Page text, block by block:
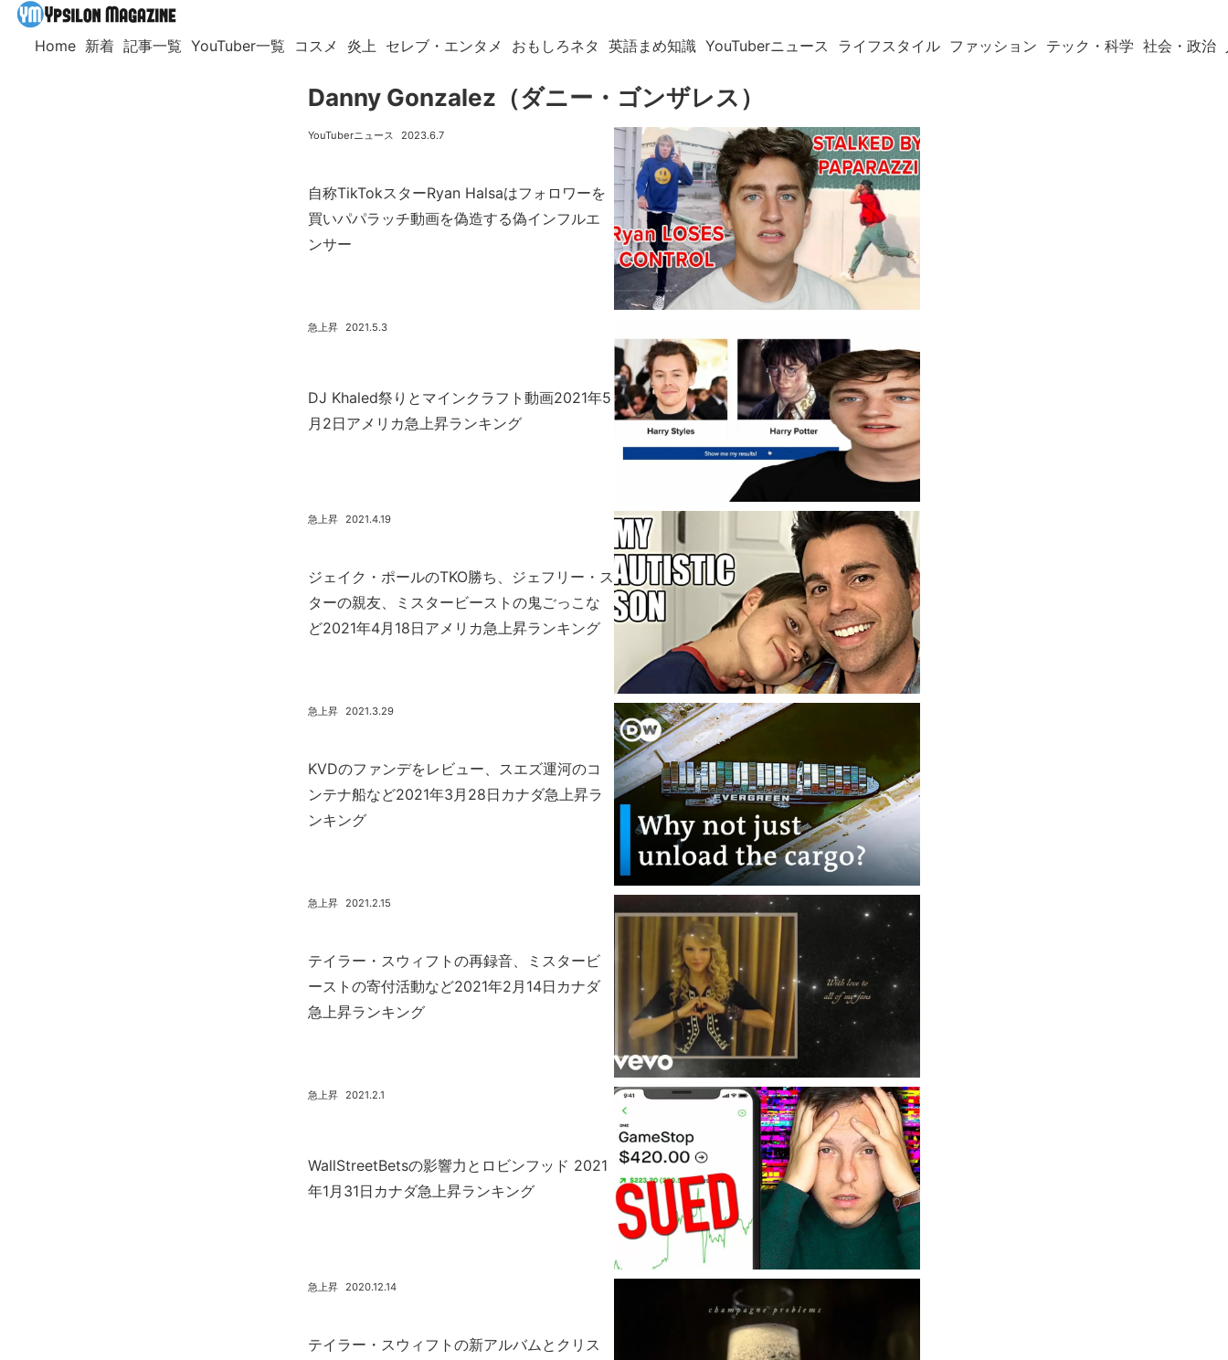
Home 新着 記事一覧 YouTuber一覧 コスメ 炎上 セレブ・エンタメ おもしろネタ 英語まめ知識 YouTuberニュース ライフスタイル ファッション テック・科学 社会・政治
Danny Gonzalez（ダニー・ゴンザレス）
自称TikTokスターRyan Halsaはフォロワーを
買いパパラッチ動画を偽造する偽インフルエ
ンサー
2023.6.7
YouTuberニュース
DJ Khaled祭りとマインクラフト動画2021年5
月2日アメリカ急上昇ランキング
2021.5.3
急上昇
ジェイク・ポールのTKO勝ち、ジェフリー・ス
ターの親友、ミスタービーストの鬼ごっこな
ど2021年4月18日アメリカ急上昇ランキング
2021.4.19
急上昇
KVDのファンデをレビュー、スエズ運河のコ
ンテナ船など2021年3月28日カナダ急上昇ラ
ンキング
2021.3.29
急上昇
テイラー・スウィフトの再録音、ミスタービ
ーストの寄付活動など2021年2月14日カナダ
急上昇ランキング
2021.2.15
急上昇
WallStreetBetsの影響力とロビンフッド 2021
年1月31日カナダ急上昇ランキング
2021.2.1
急上昇
テイラー・スウィフトの新アルバムとクリス
2020.12.14
急上昇